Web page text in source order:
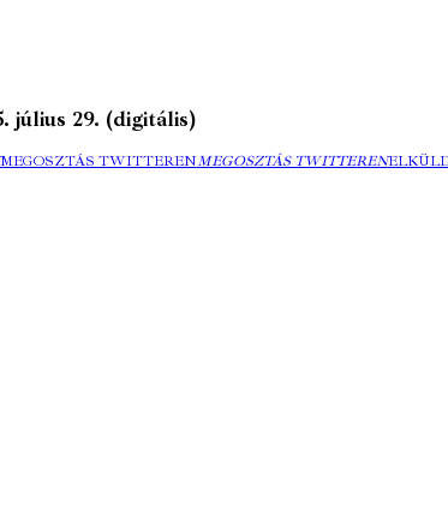
július 29. (digitális)
MEGOSZTÁS TWITTERENMEGOSZTÁS TWITTEREN